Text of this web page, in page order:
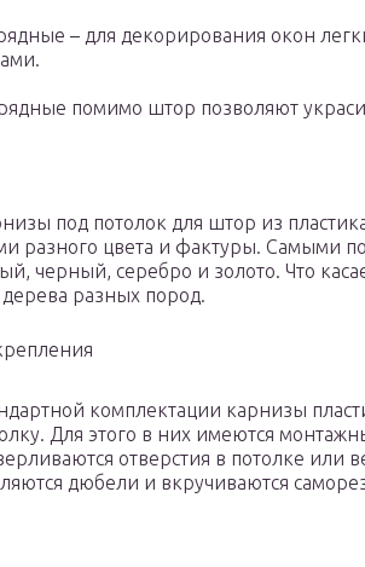
– для декорирования окон
помимо штор позволяют
под потолок для штор из
разного цвета и фактуры. Самыми
черный, серебро и золото. Что
разных пород.
комплектации карнизы
Для этого в них имеются
отверстия в потолке или
дюбели и вкручиваются